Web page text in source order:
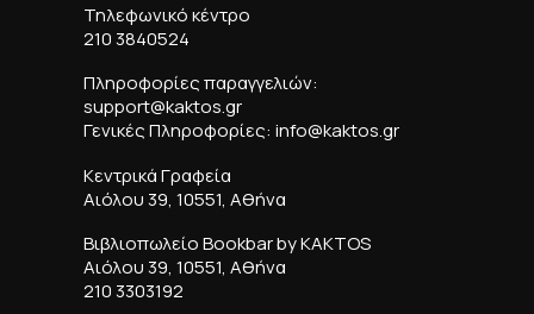
Τηλεφωνικό κέντρο
210 3840524
Πληροφορίες παραγγελιών:
support@kaktos.gr
Γενικές Πληροφορίες: info@kaktos.gr
Κεντρικά Γραφεία
Αιόλου 39, 10551, Αθήνα
Βιβλιοπωλείο Bookbar by KAKTOS
Αιόλου 39, 10551, Αθήνα
210 3303192